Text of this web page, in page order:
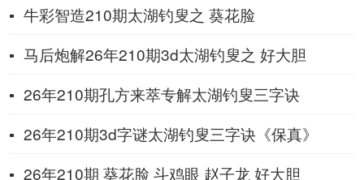
牛彩智造210期太湖钓叟之 葵花脸
马后炮解26年210期3d太湖钓叟之 好大胆
26年210期孔方来萃专解太湖钓叟三字诀
26年210期3d字谜太湖钓叟三字诀《保真》
26年210期 葵花脸 斗鸡眼 赵子龙 好大胆